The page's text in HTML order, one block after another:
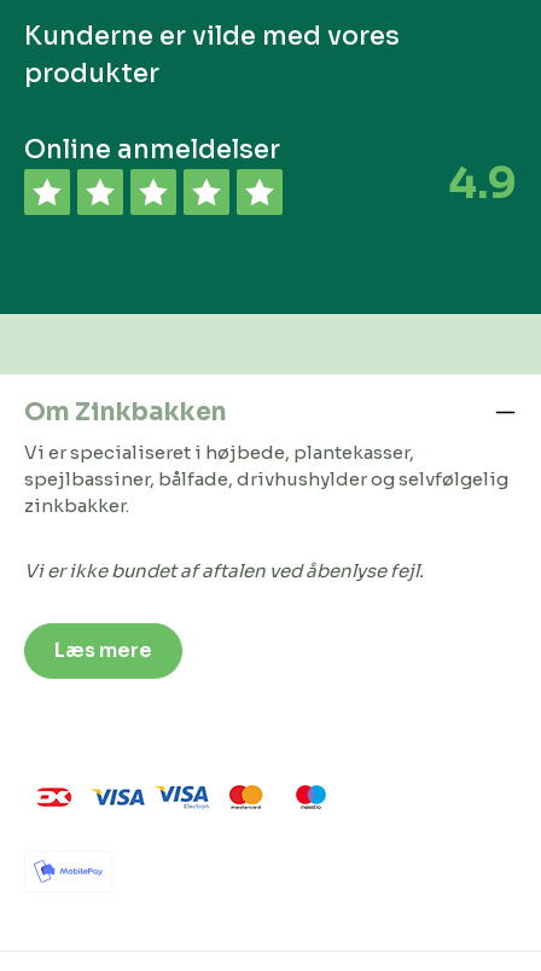
Kunderne er vilde med vores
produkter
Online anmeldelser
4.9
Om Zinkbakken
Vi er specialiseret i højbede, plantekasser,
spejlbassiner, bålfade, drivhushylder og selvfølgelig
zinkbakker.
Vi er ikke bundet af aftalen ved åbenlyse fejl.
Læs mere